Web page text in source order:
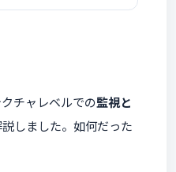
チャレベルでの監視と
しました。如何だった